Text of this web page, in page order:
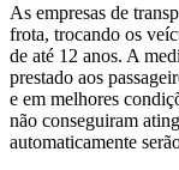
As empresas de
frota, trocando os
de até 12 anos. A
prestado aos
e em melhores
não conseguiram
automaticamente